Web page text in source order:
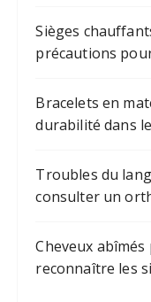
Sièges
précautions
Bracelets en
durabilité dans
Troubles du
consulter un
Cheveux
reconnaître les